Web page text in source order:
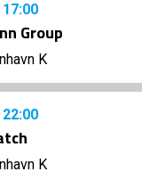
Group
K
K